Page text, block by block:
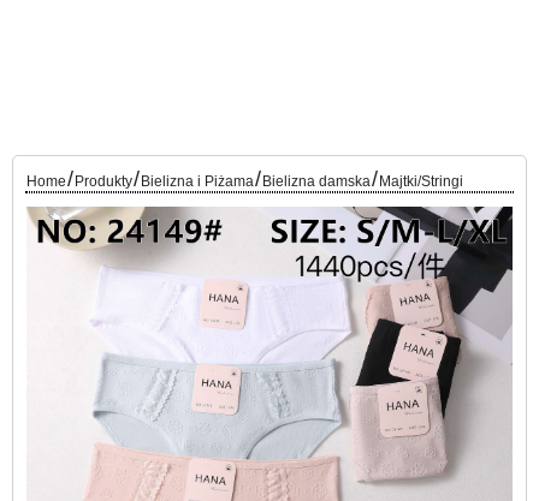
Home/ Produkty/ Bielizna i Piżama/ Bielizna damska/ Majtki/Stringi